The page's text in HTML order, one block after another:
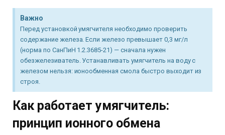
Важно
Перед установкой умягчителя необходимо проверить
содержание железа. Если железо превышает 0,3 мг/л
(норма по СанПиН 1.2.3685-21) — сначала нужен
обезжелезиватель. Устанавливать умягчитель на воду с
железом нельзя: ионообменная смола быстро выходит из
строя.
Как работает умягчитель:
принцип ионного обмена